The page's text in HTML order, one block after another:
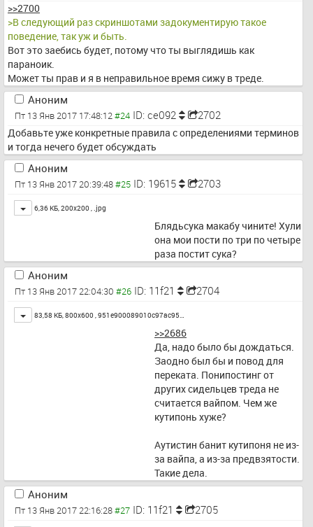
>>2700
>В следующий раз скриншотами задокументирую такое
поведение, так уж и быть.
Вот это заебись будет, потому что ты выглядишь как
параноик.
Может ты прав и я в неправильное время сижу в треде.
Аноним
Пт 13 Янв 2017 17:48:12 ID: ce092 2702
Добавьте уже конкретные правила с определениями терминов
и тогда нечего будет обсуждать
Аноним
Пт 13 Янв 2017 20:39:48 ID: 19615 2703
Toggle
6,36 КБ, 200x200 , .jpg
Блядьсука макабу чините! Хули
она мои пости по три по четыре
раза постит сука?
Аноним
Пт 13 Янв 2017 22:04:30 ID: 11f21 2704
Toggle
83,58 КБ, 800x600 ,951e900089010c97ac95…
>>2686
Да, надо было бы дождаться.
Заодно был бы и повод для
переката. Понипостинг от
других сидельцев треда не
считается вайпом. Чем же
кутипонь хуже?
Аутистин банит кутипоня не из-
за вайпа, а из-за предвзятости.
Такие дела.
Аноним
Пт 13 Янв 2017 22:16:28 ID: 11f21 2705